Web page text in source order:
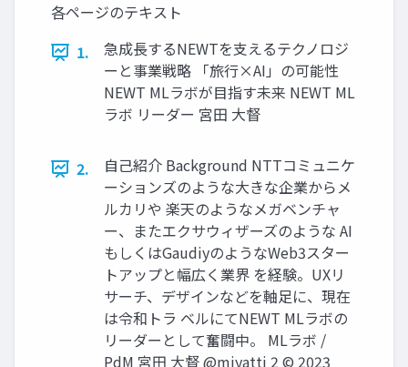
各ページのテキスト
1.
急成⻑するNEWTを⽀えるテクノロジ
ーと事業戦略 「旅⾏×AI」の可能性
NEWT MLラボが⽬指す未来 NEWT ML
ラボ リーダー 宮⽥ ⼤督
2.
⾃⼰紹介 Background NTTコミュニケ
ーションズのような⼤きな企業からメ
ルカリや 楽天のようなメガベンチャ
ー、またエクサウィザーズのような AI
もしくはGaudiyのようなWeb3スター
トアップと幅広く業界 を経験。UXリ
サーチ、デザインなどを軸⾜に、現在
は令和トラ ベルにてNEWT MLラボの
リーダーとして奮闘中。 MLラボ /
PdM 宮⽥ ⼤督 @miyatti 2 © 2023